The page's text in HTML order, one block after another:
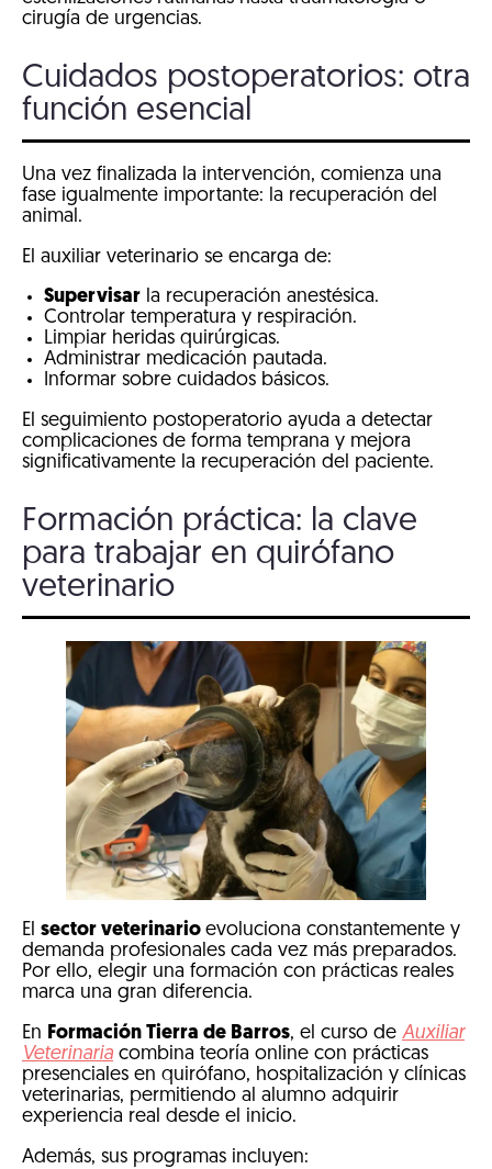
cirugía de urgencias.
Cuidados postoperatorios: otra
función esencial
Una vez finalizada la intervención, comienza una
fase igualmente importante: la recuperación del
animal.
El auxiliar veterinario se encarga de:
Supervisar la recuperación anestésica.
Controlar temperatura y respiración.
Limpiar heridas quirúrgicas.
Administrar medicación pautada.
Informar sobre cuidados básicos.
El seguimiento postoperatorio ayuda a detectar
complicaciones de forma temprana y mejora
significativamente la recuperación del paciente.
Formación práctica: la clave
para trabajar en quirófano
veterinario
El sector veterinario evoluciona constantemente y
demanda profesionales cada vez más preparados.
Por ello, elegir una formación con prácticas reales
marca una gran diferencia.
En Formación Tierra de Barros, el curso de Auxiliar
Veterinaria combina teoría online con prácticas
presenciales en quirófano, hospitalización y clínicas
veterinarias, permitiendo al alumno adquirir
experiencia real desde el inicio.
Además, sus programas incluyen: